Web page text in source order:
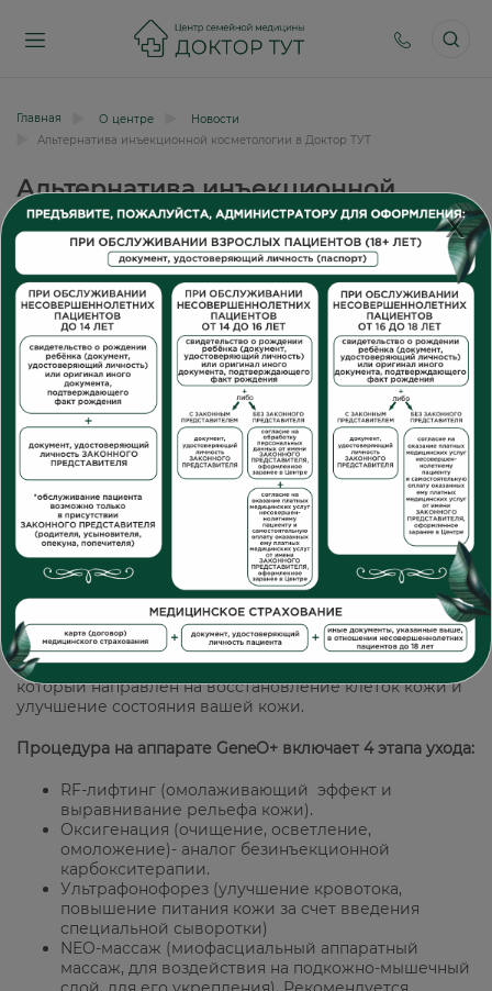
Главная О центре
Новости
Альтернатива инъекционной косметологии в Доктор ТУТ
Альтернатива инъекционной
косметологии в Доктор ТУТ
GeneO+ это комбинированный подход в косметологии,
который направлен на восстановление клеток кожи и
улучшение состояния вашей кожи.
Процедура на аппарате GeneO+ включает 4 этапа ухода:
RF-лифтинг (омолаживающий эффект и
выравнивание рельефа кожи).
Оксигенация (очищение, осветление,
омоложение)- аналог безинъекционной
карбокситерапии.
Ультрафонофорез (улучшение кровотока,
повышение питания кожи за счет введения
специальной сыворотки)
NEO-массаж (миофасциальный аппаратный
массаж, для воздействия на подкожно-мышечный
X